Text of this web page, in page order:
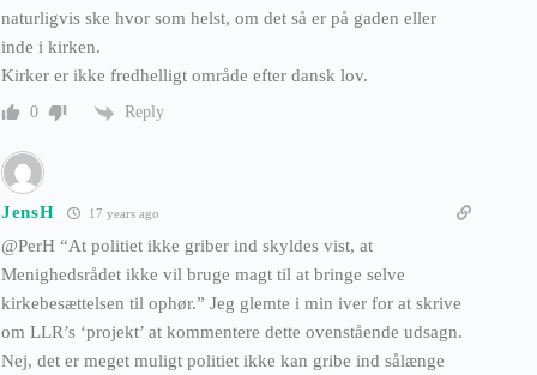
naturligvis ske hvor som helst, om det så er på gaden eller
inde i kirken.
Kirker er ikke fredhelligt område efter dansk lov.
0 Reply
JensH 17 years ago
@PerH “At politiet ikke griber ind skyldes vist, at
Menighedsrådet ikke vil bruge magt til at bringe selve
kirkebesættelsen til ophør.” Jeg glemte i min iver for at skrive
om LLR’s ‘projekt’ at kommentere dette ovenstående udsagn.
Nej, det er meget muligt politiet ikke kan gribe ind sålænge